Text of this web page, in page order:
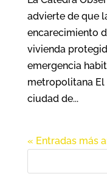
advierte de que
encarecimiento
vivienda
emergencia
metropolitana El
ciudad de...
« Entradas más